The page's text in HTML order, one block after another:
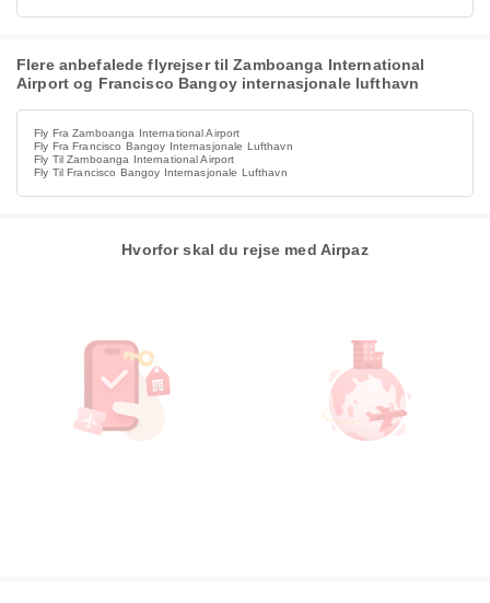
Flere anbefalede flyrejser til Zamboanga International
Airport og Francisco Bangoy internasjonale lufthavn
Fly Fra Zamboanga International Airport
Fly Fra Francisco Bangoy Internasjonale Lufthavn
Fly Til Zamboanga International Airport
Fly Til Francisco Bangoy Internasjonale Lufthavn
Hvorfor skal du rejse med Airpaz